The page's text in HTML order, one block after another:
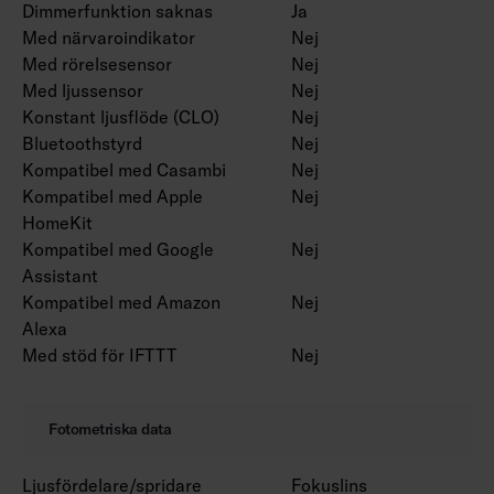
Dimmerfunktion saknas
Ja
Med närvaroindikator
Nej
Med rörelsesensor
Nej
Med ljussensor
Nej
Konstant ljusflöde (CLO)
Nej
Bluetoothstyrd
Nej
Kompatibel med Casambi
Nej
Kompatibel med Apple
HomeKit
Nej
Kompatibel med Google
Assistant
Nej
Kompatibel med Amazon
Alexa
Nej
Med stöd för IFTTT Nej
Fotometriska data
Ljusfördelare/spridare Fokuslins